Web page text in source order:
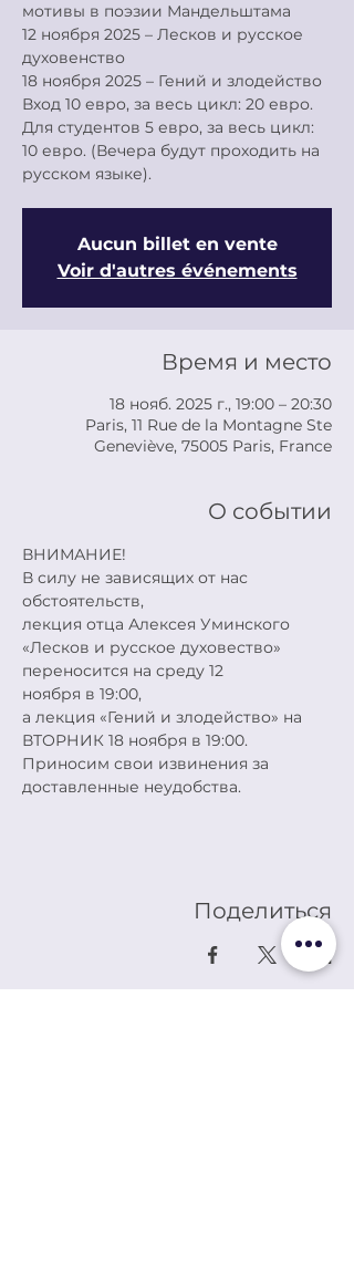
мотивы в поэзии Мандельштама
12 ноября 2025 – Лесков и русское
духовенство
18 ноября 2025 – Гений и злодейство
Вход 10 евро, за весь цикл: 20 евро.
Для студентов 5 евро, за весь цикл:
10 евро. (Вечера будут проходить на
русском языке).
Aucun billet en vente
Voir d'autres événements
Время и место
18 нояб. 2025 г., 19:00 – 20:30
Paris, 11 Rue de la Montagne Ste
Geneviève, 75005 Paris, France
О событии
ВНИМАНИЕ!
В силу не зависящих от нас
обстоятельств,
лекция отца Алексея Уминского
«Лесков и русское духовество»
переносится на среду 12
ноября в 19:00,
а лекция «Гений и злодейство» на
ВТОРНИК 18 ноября в 19:00.
Приносим свои извинения за
доставленные неудобства.
Поделиться